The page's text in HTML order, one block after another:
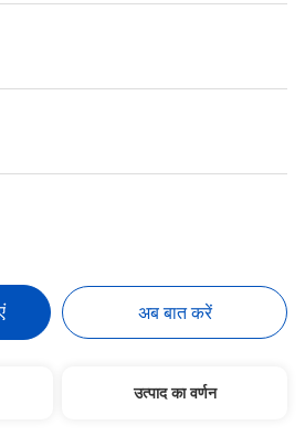
अब बात करें
उत्पाद का वर्णन